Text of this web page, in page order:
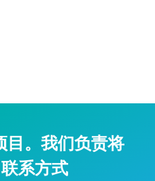
目。我们负责将
系方式